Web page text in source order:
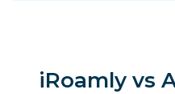
iRoamly vs